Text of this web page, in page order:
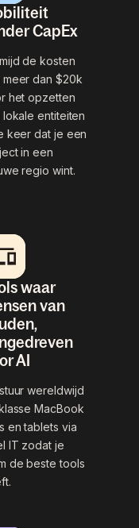
CapEx
de kosten
meer dan $20k
het opzetten
lokale entiteiten
keer dat je een
in een
regio wint.
waar
van
AI
wereldwijd
MacBook
en tablets via
IT zodat je
de beste tools